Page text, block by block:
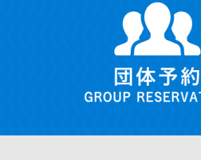
団体予約
・ラグナシアご利用の場合
・フェスティバルマーケットご利用の場合
・イベント、団体でのご活用(MICEプラン)